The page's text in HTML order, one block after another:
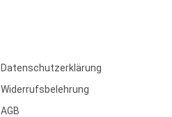
Datenschutzerklärung
Widerrufsbelehrung
AGB